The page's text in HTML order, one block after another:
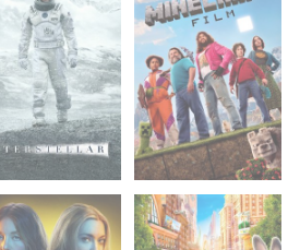
Di. 28.04.2026
20:00
70.1.5 -
Bib.-Gebäude
Mi. 06.05.2026
20:00
Hörsaal 70.1.5 -
Bib.-Gebäude